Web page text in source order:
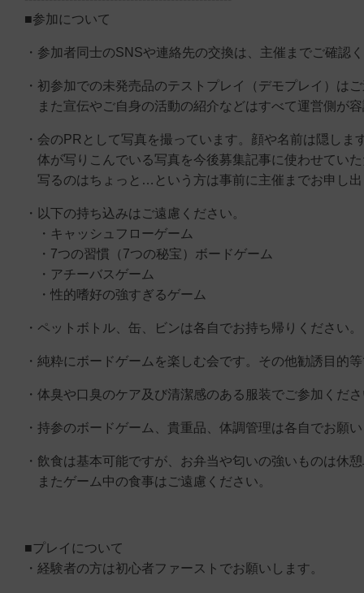
■参加について
・参加者同士のSNSや連絡先の交換は、主催までご確認
・初参加での未発売品のテストプレイ（デモプレイ）は
また宣伝やご自身の活動の紹介などはすべて運営側が
・会のPRとして写真を撮っています。顔や名前は隠しま
体が写りこんでいる写真を今後募集記事に使わせてい
写るのはちょっと…という方は事前に主催までお申し出
・以下の持ち込みはご遠慮ください。
・キャッシュフローゲーム
・7つの習慣（7つの秘宝）ボードゲーム
・アチーバスゲーム
・性的嗜好の強すぎるゲーム
・ペットボトル、缶、ビンは各自でお持ち帰りください。
・純粋にボードゲームを楽しむ会です。その他勧誘目的
・体臭や口臭のケア及び清潔感のある服装でご参加くだ
・持参のボードゲーム、貴重品、体調管理は各自でお願
・飲食は基本可能ですが、お弁当や匂いの強いものは休
またゲーム中の食事はご遠慮ください。
■プレイについて
・経験者の方は初心者ファーストでお願いします。